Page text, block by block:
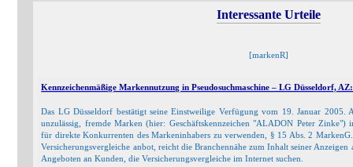
Interessante Urteile
[markenR]
Kennzeichenmäßige Markennutzung in Pseudosuchmaschine – LG Düsseldorf,
Das LG Düsseldorf bestätigt seine Einstweilige Verfügung vom 19. Januar 2005.
unzulässig, fremde Marken (hier: Geschäftskennzeichen "ALADON Peter Zinke")
für direkte Konkurrenten des Markeninhabers zu verwenden, § 15 Abs. 2
Versicherungsvergleiche anbot, reicht die Branchennähe zum Inhalt seiner
Angeboten an Kunden, die Versicherungsvergleiche im Internet suchen.